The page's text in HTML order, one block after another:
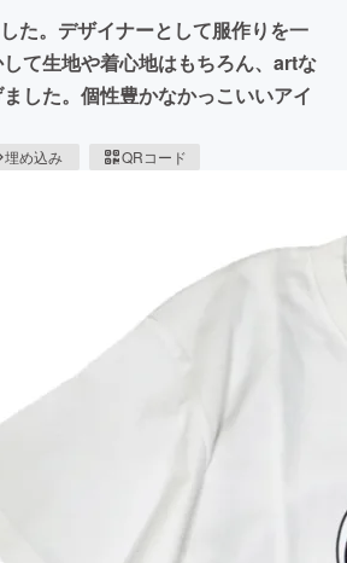
た。デザイナーとして服作りを一
て生地や着心地はもちろん、artな
した。個性豊かなかっこいいアイ
埋め込み QRコード